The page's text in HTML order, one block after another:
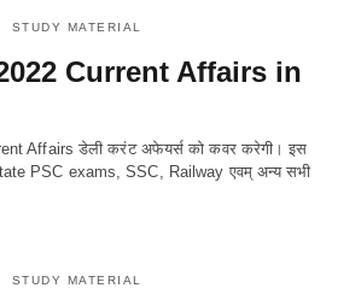
STUDY MATERIAL
Current Affairs in
Affairs डेली करंट अफेयर्स को कवर करेगी। इस
PSC exams, SSC, Railway एवम् अन्य सभी
STUDY MATERIAL